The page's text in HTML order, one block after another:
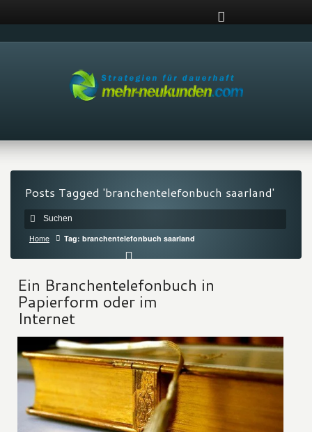
Posts Tagged 'branchentelefonbuch saarland'
Home Tag: branchentelefonbuch saarland
Ein Branchentelefonbuch in
Papierform oder im
Internet